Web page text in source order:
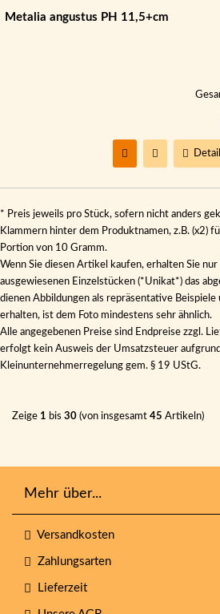
Metalia angustus PH 11,5+cm
* Preis jeweils pro Stück, sofern nicht anders
Klammern hinter dem Produktnamen, z.B. (x2)
Portion von 10 Gramm.
Wenn Sie diesen Artikel kaufen, erhalten Sie
ausgewiesenen Einzelstücken (*Unikat*) das
dienen Abbildungen als repräsentative Beispiele
erhalten, ist dem Foto mindestens sehr ähnlich.
Alle angegebenen Preise sind Endpreise zzgl.
erfolgt kein Ausweis der Umsatzsteuer
Kleinunternehmerregelung gem. § 19 UStG.
Zeige 1 bis 30 (von insgesamt 45 Artikeln)
Mehr über...
Versandkosten
Zahlungsarten
Lieferzeit